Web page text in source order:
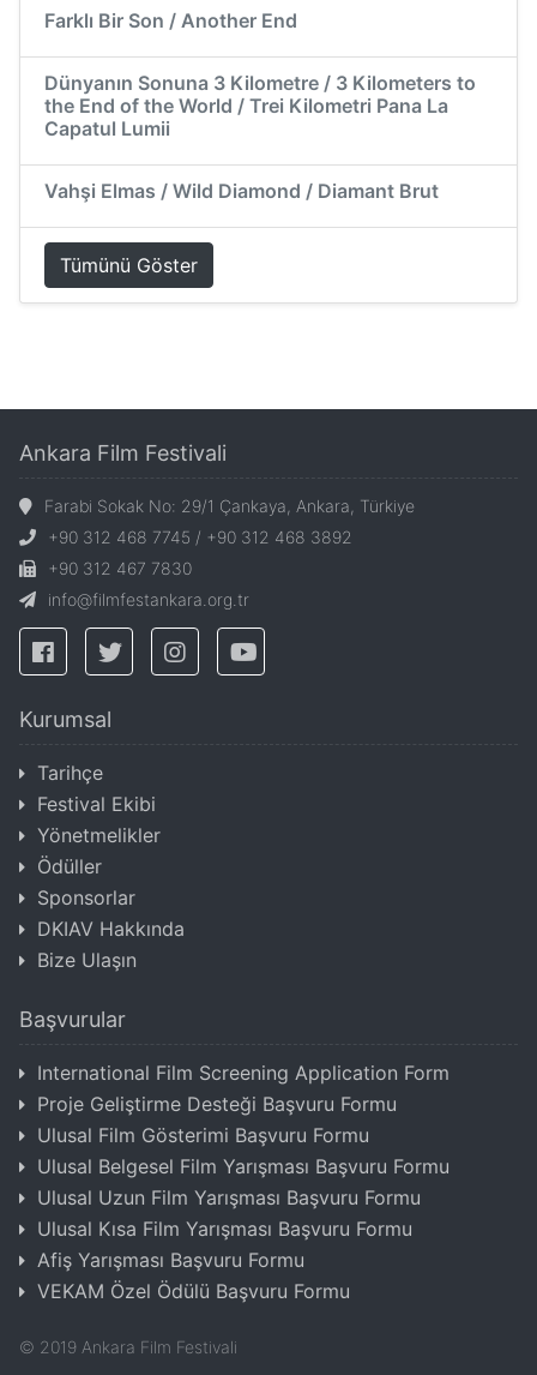
Farklı Bir Son / Another End
Dünyanın Sonuna 3 Kilometre / 3 Kilometers to
the End of the World / Trei Kilometri Pana La
Capatul Lumii
Vahşi Elmas / Wild Diamond / Diamant Brut
Tümünü Göster
Ankara Film Festivali
Farabi Sokak No: 29/1 Çankaya, Ankara, Türkiye
+90 312 468 7745 / +90 312 468 3892
+90 312 467 7830
info@filmfestankara.org.tr
Kurumsal
Tarihçe
Festival Ekibi
Yönetmelikler
Ödüller
Sponsorlar
DKIAV Hakkında
Bize Ulaşın
Başvurular
International Film Screening Application Form
Proje Geliştirme Desteği Başvuru Formu
Ulusal Film Gösterimi Başvuru Formu
Ulusal Belgesel Film Yarışması Başvuru Formu
Ulusal Uzun Film Yarışması Başvuru Formu
Ulusal Kısa Film Yarışması Başvuru Formu
Afiş Yarışması Başvuru Formu
VEKAM Özel Ödülü Başvuru Formu
© 2019 Ankara Film Festivali